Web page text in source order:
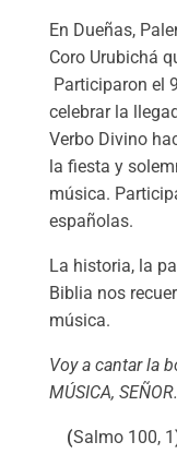
En Dueñas,
Coro Urubichá
Participaron el
celebrar la
Verbo Divino
la fiesta y
música.
españolas.
La historia, la
Biblia nos
música.
Voy a cantar la
MÚSICA, SEÑOR.
(Salmo 100, 1